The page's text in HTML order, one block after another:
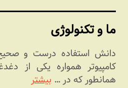
ما و تکنولوژی
دانش استفاده درست و
کامپیوتر همواره یکی از
همانطور که در …بیشتر